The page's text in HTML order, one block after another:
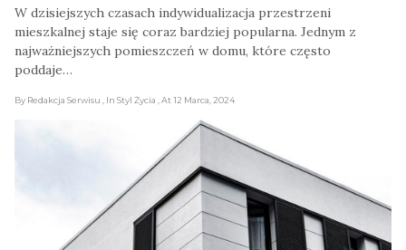
W dzisiejszych czasach indywidualizacja przestrzeni
mieszkalnej staje się coraz bardziej popularna. Jednym z
najważniejszych pomieszczeń w domu, które często
poddaje…
By Redakcja Serwisu , In Styl Życia , At 12 Marca, 2024